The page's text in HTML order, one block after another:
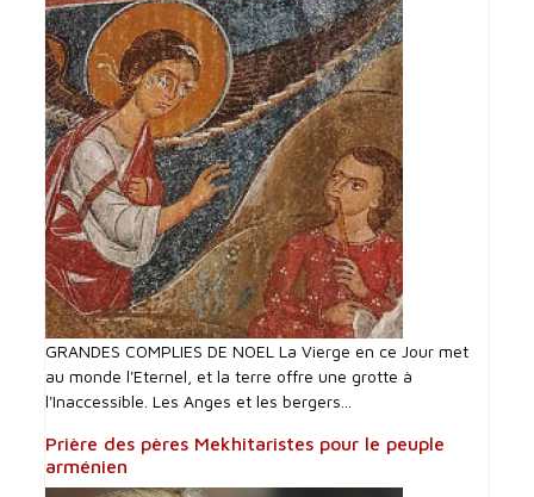
GRANDES COMPLIES DE NOEL La Vierge en ce Jour met
au monde l'Eternel, et la terre offre une grotte à
l'Inaccessible. Les Anges et les bergers...
Prière des pères Mekhitaristes pour le peuple
arménien